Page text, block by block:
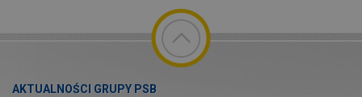
AKTUALNOŚCI GRUPY PSB